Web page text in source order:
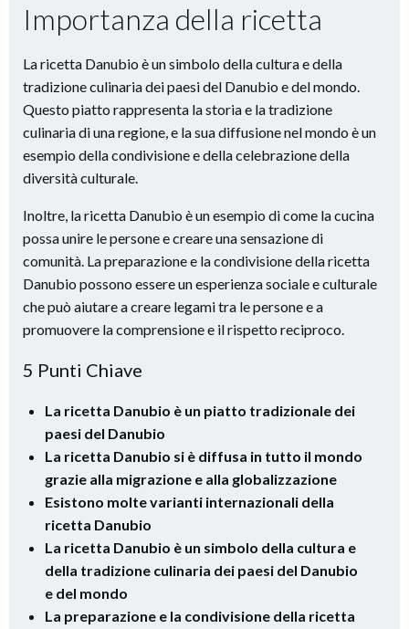
Importanza della ricetta
La ricetta Danubio è un simbolo della cultura e della
tradizione culinaria dei paesi del Danubio e del mondo.
Questo piatto rappresenta la storia e la tradizione
culinaria di una regione, e la sua diffusione nel mondo è un
esempio della condivisione e della celebrazione della
diversità culturale.
Inoltre, la ricetta Danubio è un esempio di come la cucina
possa unire le persone e creare una sensazione di
comunità. La preparazione e la condivisione della ricetta
Danubio possono essere un esperienza sociale e culturale
che può aiutare a creare legami tra le persone e a
promuovere la comprensione e il rispetto reciproco.
5 Punti Chiave
La ricetta Danubio è un piatto tradizionale dei
paesi del Danubio
La ricetta Danubio si è diffusa in tutto il mondo
grazie alla migrazione e alla globalizzazione
Esistono molte varianti internazionali della
ricetta Danubio
La ricetta Danubio è un simbolo della cultura e
della tradizione culinaria dei paesi del Danubio
e del mondo
La preparazione e la condivisione della ricetta